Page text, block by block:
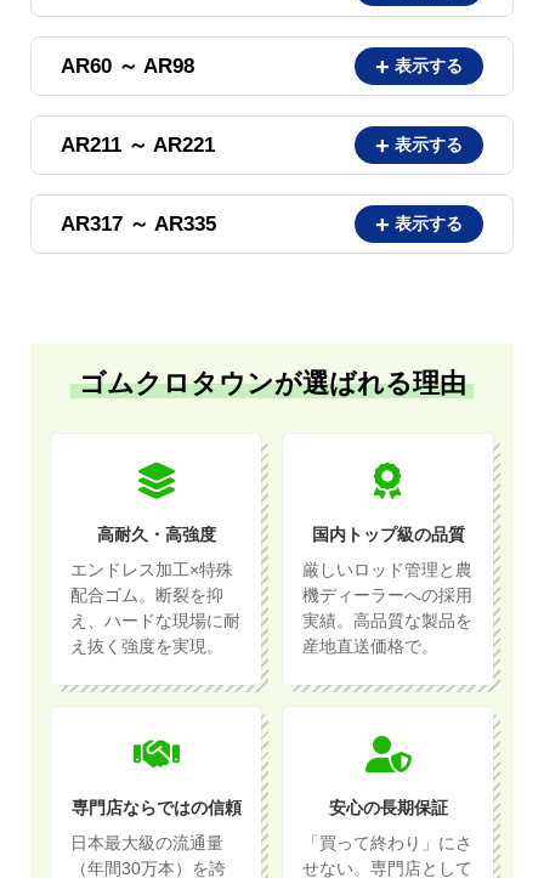
AR60 ～ AR98
AR211 ～ AR221
AR317 ～ AR335
ゴムクロタウンが選ばれる理由
高耐久・高強度
エンドレス加工×特殊
配合ゴム。断裂を抑
え、ハードな現場に耐
え抜く強度を実現。
国内トップ級の品質
厳しいロッド管理と農
機ディーラーへの採用
実績。高品質な製品を
産地直送価格で。
専門店ならではの信頼
日本最大級の流通量
（年間30万本）を誇
安心の長期保証
「買って終わり」にさ
せない。専門店として